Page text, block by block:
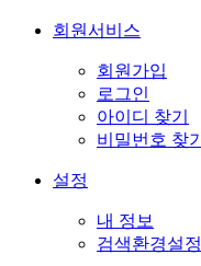
회원서비스
회원가입
로그인
아이디 찾기
비밀번호 찾기
설정
내 정보
검색환경설정